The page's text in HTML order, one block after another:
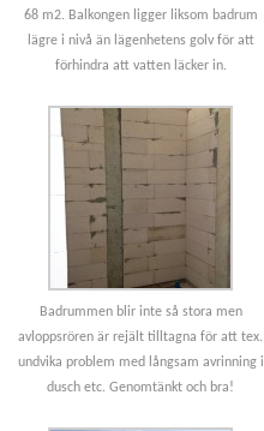
68 m2. Balkongen ligger liksom badrum
lägre i nivå än lägenhetens golv för att
förhindra att vatten läcker in.
Badrummen blir inte så stora men
avloppsrören är rejält tilltagna för att tex.
undvika problem med långsam avrinning i
dusch etc. Genomtänkt och bra!